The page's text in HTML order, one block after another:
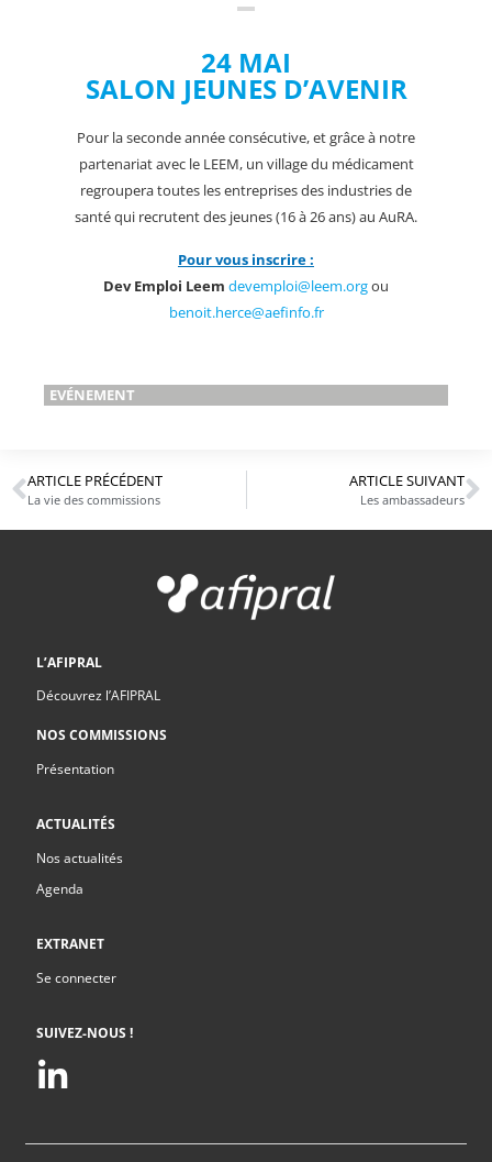
24 MAI
SALON JEUNES D’AVENIR
Pour la seconde année consécutive, et grâce à notre
partenariat avec le LEEM, un village du médicament
regroupera toutes les entreprises des industries de
santé qui recrutent des jeunes (16 à 26 ans) au AuRA.
Pour vous inscrire :
Dev Emploi Leem devemploi@leem.orgou
benoit.herce@aefinfo.fr
EVÉNEMENT
ARTICLE PRÉCÉDENT
La vie des commissions
ARTICLE SUIVANT
Les ambassadeurs
L’AFIPRAL
Découvrez l’AFIPRAL
NOS COMMISSIONS
Présentation
ACTUALITÉS
Nos actualités
Agenda
EXTRANET
Se connecter
SUIVEZ-NOUS !